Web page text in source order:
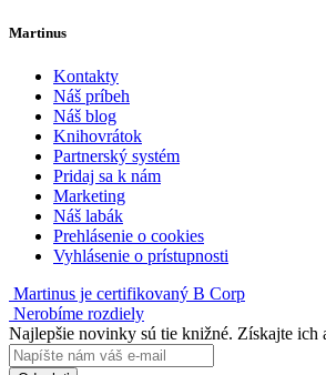
Martinus
Kontakty
Náš príbeh
Náš blog
Knihovrátok
Partnerský systém
Pridaj sa k nám
Marketing
Náš labák
Prehlásenie o cookies
Vyhlásenie o prístupnosti
Martinus je certifikovaný B Corp
Nerobíme rozdiely
Najlepšie novinky sú tie knižné. Získajte ich